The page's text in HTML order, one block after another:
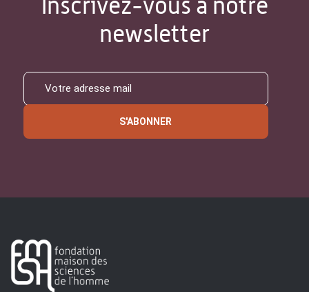
newsletter
S'ABONNER